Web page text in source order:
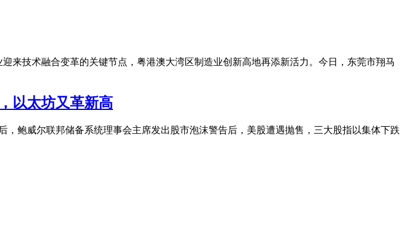
来技术融合变革的关键节点，粤港澳大湾区制造业创新高地再添新活力。今日，东莞市翔马
以太坊又革新高
鲍威尔联邦储备系统理事会主席发出股市泡沫警告后，美股遭遇抛售，三大股指以集体下跌